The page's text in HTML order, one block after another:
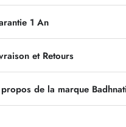
1 An
et Retours
de la marque